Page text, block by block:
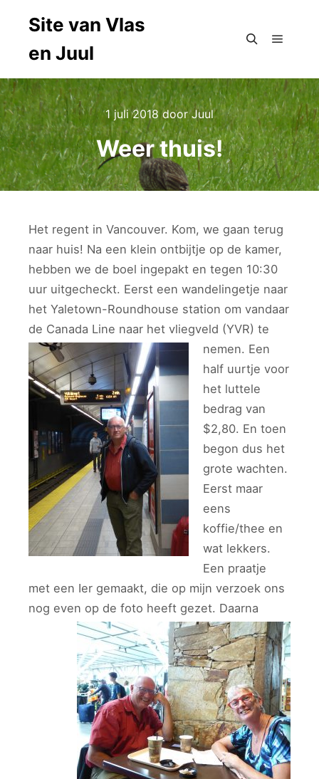
Site van Vlas
en Juul
1 juli 2018doorJuul
Weer thuis!
Het regent in Vancouver. Kom, we gaan terug
naar huis! Na een klein ontbijtje op de kamer,
hebben we de boel ingepakt en tegen 10:30
uur uitgecheckt. Eerst een wandelingetje naar
het Yaletown-Roundhouse station om vandaar
de Canada Line naar het vliegveld (YVR) te
nemen. Een
half uurtje voor
het luttele
bedrag van
$2,80. En toen
begon dus het
grote wachten.
Eerst maar
eens
koffie/thee en
wat lekkers.
Een praatje
met een Ier gemaakt, die op mijn verzoek ons
nog even op de foto heeft gezet. Daarna